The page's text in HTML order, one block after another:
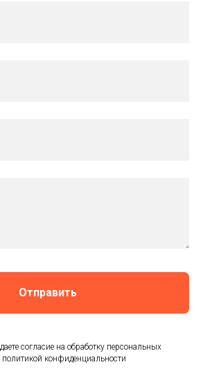
Отправить
согласие на обработку персональных
политикой конфиденциальности